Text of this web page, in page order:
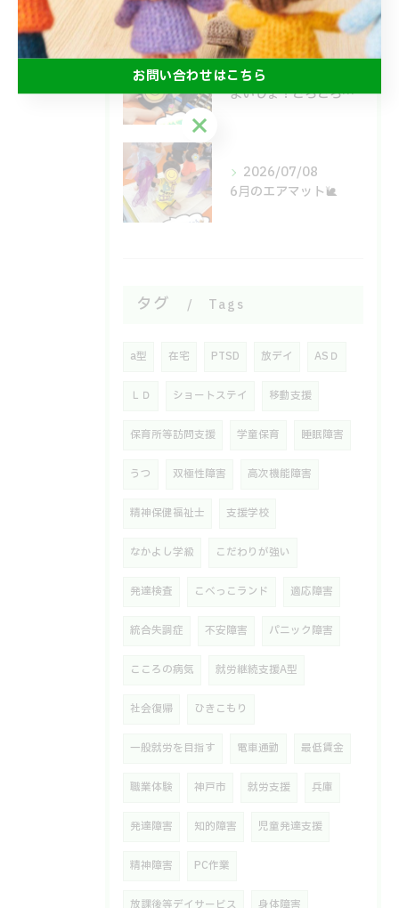
2026/07/15
よいしょ！ごろごろ！体幹運動🙌
2026/07/08
6月のエアマット🐌
タグ Tags
a型 在宅 PTSD 放デイ ASＤ
ＬＤ ショートステイ 移動支援
保育所等訪問支援 学童保育 睡眠障害
うつ 双極性障害 高次機能障害
精神保健福祉士 支援学校
なかよし学級 こだわりが強い
発達検査 こべっこランド 適応障害
統合失調症 不安障害 パニック障害
こころの病気 就労継続支援A型
社会復帰 ひきこもり
一般就労を目指す 電車通勤 最低賃金
職業体験 神戸市 就労支援 兵庫
発達障害 知的障害 児童発達支援
精神障害 PC作業
放課後等デイサービス 身体障害
お問い合わせはこちら
お問い合わせはこちら